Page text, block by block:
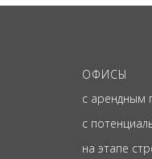
ОФИСЫ
с арендным
с
на этапе